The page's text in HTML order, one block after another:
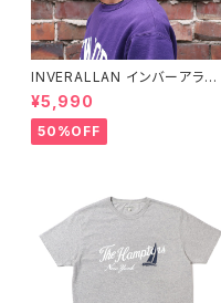
INVERALLAN インバーアラン 1
00%ピュアウール ニットキャッ
プ 全8色
¥5,990
50%OFF